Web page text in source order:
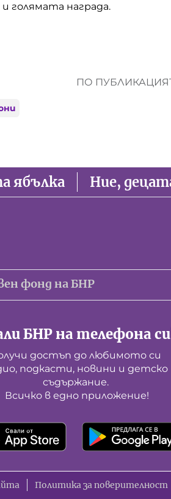
голямата награда.
ПО
ябълка Ние,
фонд на БНР
БНР на телефона
достъп до любимото си
подкасти, новини и детско
съдържание.
Всичко в едно приложение!
Политика за поверителност